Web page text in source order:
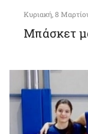
Κυριακή, 8
Μπάσκετ